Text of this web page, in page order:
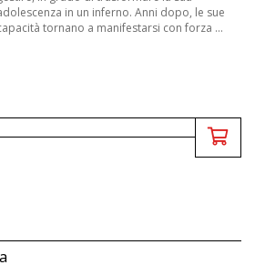
in un inferno. Anni dopo, le sue
tornano a manifestarsi con forza ...